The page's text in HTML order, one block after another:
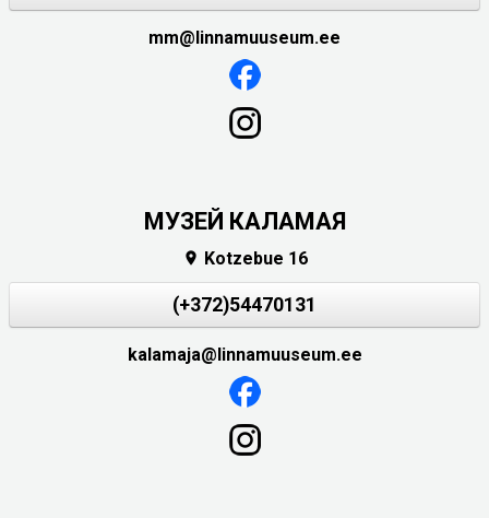
mm@linnamuuseum.ee
МУЗЕЙ КАЛАМАЯ
 Kotzebue 16
(+372)54470131
kalamaja@linnamuuseum.ee